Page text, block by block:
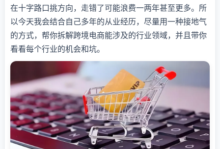
在十字路口挑方向，走错了可能浪费一两年甚至更多。所
以今天我会结合自己多年的从业经历，尽量用一种接地气
的方式，帮你拆解跨境电商能涉及的行业领域，并且带你
看看每个行业的机会和坑。